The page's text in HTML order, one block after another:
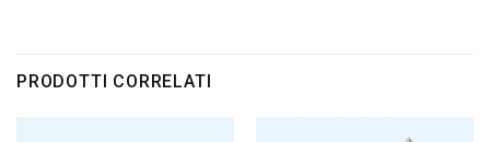
PRODOTTI CORRELATI